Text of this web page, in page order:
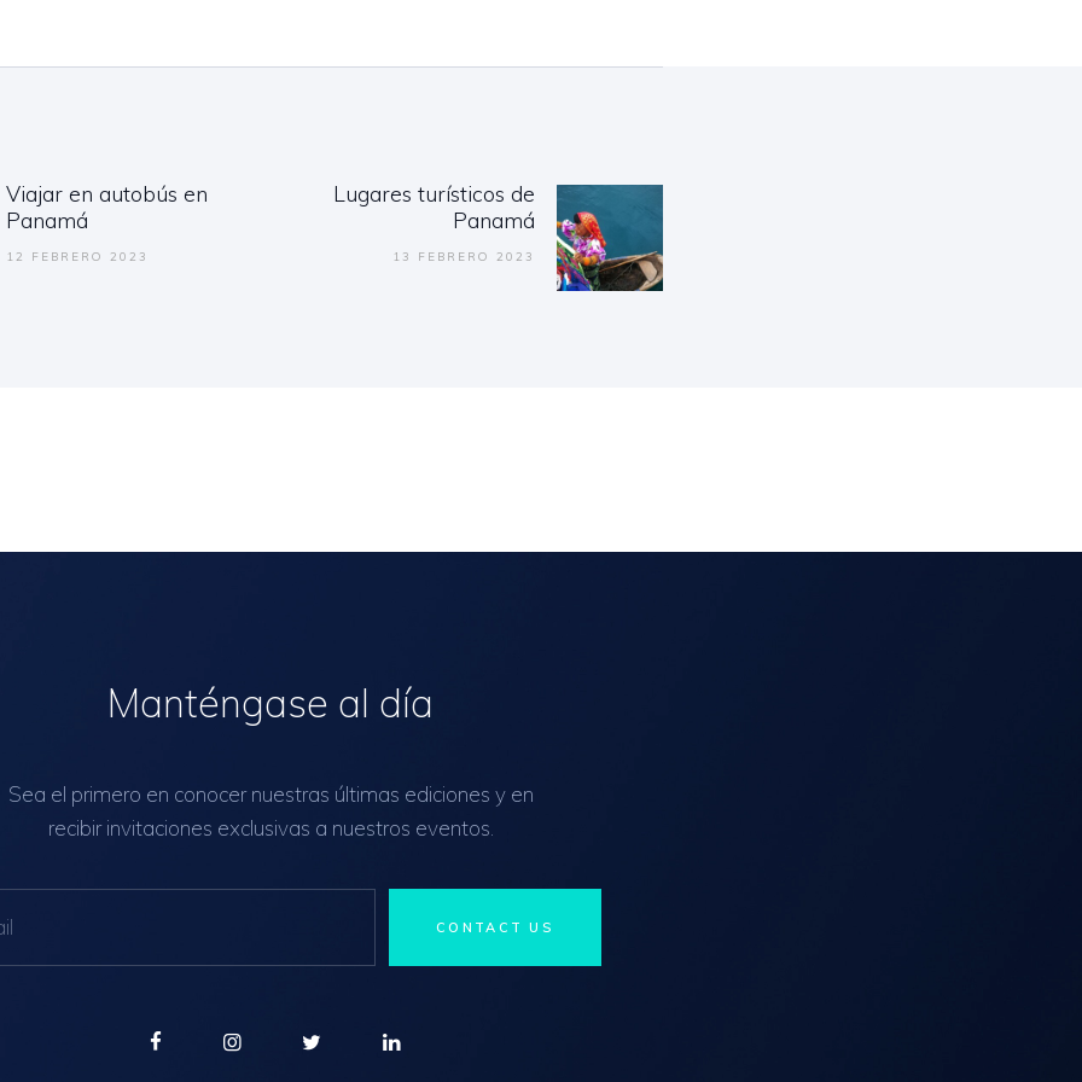
Previous
post:
Viajar en autobús en
Panamá
12 FEBRERO 2023
Lugares turísticos de
Panamá
13 FEBRERO 2023
Manténgase al día
Sea el primero en conocer nuestras últimas ediciones y en
recibir invitaciones exclusivas a nuestros eventos.